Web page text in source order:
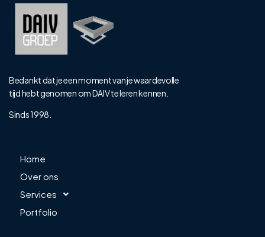
Bedankt dat je een moment van je waardevolle
tijd hebt genomen om DAIV te leren kennen.
Sinds 1998.
Home
Over ons
Services
Portfolio